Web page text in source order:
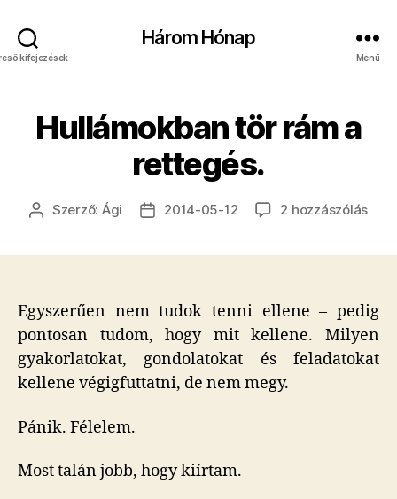
kifejezések
Három Hónap
Menü
Hullámokban tör rám a
rettegés.
Bejegyzés
Szerző: Ági
Bejegyzés
2014-05-12 2 hozzászólás
Egyszerűen nem tudok tenni ellene – pedig
pontosan tudom, hogy mit kellene. Milyen
gyakorlatokat, gondolatokat és feladatokat
kellene végigfuttatni, de nem megy.
Pánik. Félelem.
Most talán jobb, hogy kiírtam.